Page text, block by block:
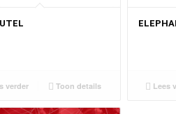
verder Toon details Lees